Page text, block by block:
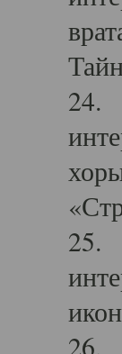
24.
25.
26.